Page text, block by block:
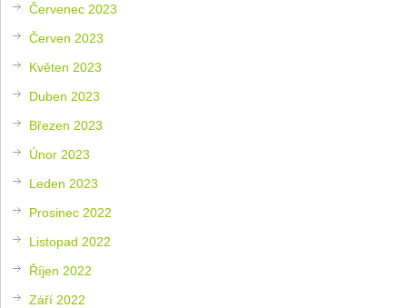
Červenec 2023
Červen 2023
Květen 2023
Duben 2023
Březen 2023
Únor 2023
Leden 2023
Prosinec 2022
Listopad 2022
Říjen 2022
Září 2022